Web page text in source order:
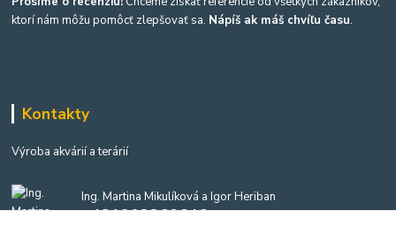
ktorí nám môžu pomôcť zlepšovať sa. Nápíš ak máš chvíľu času.
Kontakty
Výroba akvárií a terárií
Ing. Martina Mikulíková a Igor Heriban
+421903360646